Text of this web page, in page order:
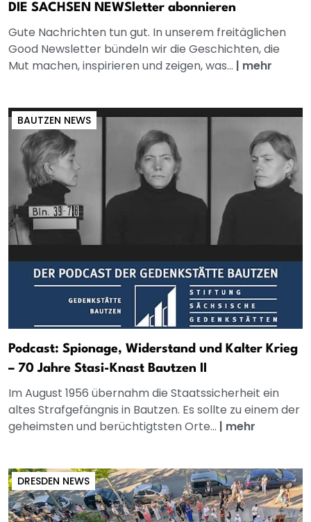
DIE SACHSEN NEWSletter abonnieren
Gute Nachrichten tun gut. In unserem freitäglichen
Good Newsletter bündeln wir die Geschichten, die
Mut machen, inspirieren und zeigen, was... | mehr
BAUTZEN NEWS
Podcast: Spionage, Widerstand und Kalter Krieg
– 70 Jahre Stasi-Knast Bautzen II
Im August 1956 übernahm die Staatssicherheit ein
altes Strafgefängnis in Bautzen. Es sollte zu einem der
geheimsten und berüchtigtsten Orte... | mehr
DRESDEN NEWS